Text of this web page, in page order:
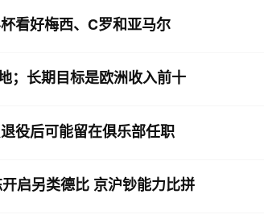
看好梅西、C罗和亚马尔
；长期目标是欧洲收入前十
役后可能留在俱乐部任职
启另类德比 京沪钞能力比拼